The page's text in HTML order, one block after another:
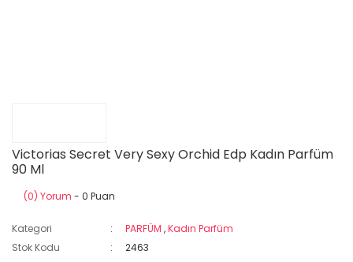
Victorias Secret Very Sexy Orchid Edp Kadın Parfüm
90 Ml
(0) Yorum - 0 Puan
Kategori PARFÜM ,Kadın Parfüm
Stok Kodu
2463